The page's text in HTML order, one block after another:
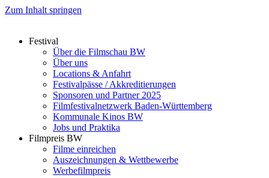
Zum Inhalt springen
Festival
Über die Filmschau BW
Über uns
Locations & Anfahrt
Festivalpässe / Akkreditierungen
Sponsoren und Partner 2025
Filmfestivalnetzwerk ­Baden-Württemberg
Kommunale Kinos BW
Jobs und Praktika
Filmpreis BW
Filme einreichen
Auszeichnungen & Wettbewerbe
Werbefilmpreis